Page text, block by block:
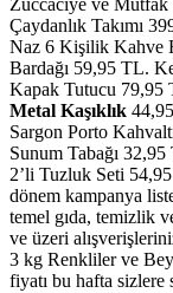
Züccaciye ve Mutfak
Çaydanlık Takımı
Naz 6 Kişilik Kahve
Bardağı 59,95 TL.
Kapak Tutucu 79,95
Metal Kaşıklık
Sargon Porto
Sunum Tabağı
2’li Tuzluk Seti
dönem kampanya
temel gıda, temizlik
ve üzeri
3 kg Renkliler ve
fiyatı bu hafta sizlere